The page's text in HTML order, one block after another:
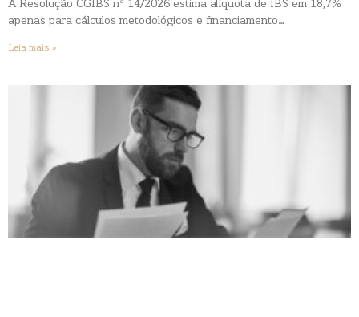
A Resolução CGIBS nº 14/2026 estima alíquota de IBS em 18,7%
apenas para cálculos metodológicos e financiamento…
Leia mais »